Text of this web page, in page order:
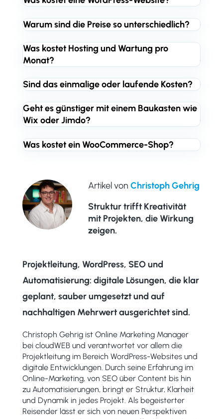
Warum sind die Preise so unterschiedlich?
Was kostet Hosting und Wartung pro
Monat?
Sind das einmalige oder laufende Kosten?
Geht es günstiger mit einem Baukasten wie
Wix oder Jimdo?
Was kostet ein WooCommerce-Shop?
Artikel von Christoph Gehrig
Struktur trifft Kreativität
mit Projekten, die Wirkung
zeigen.
Projektleitung, WordPress, SEO und
Automatisierung: digitale Lösungen, die klar
geplant, sauber umgesetzt und auf
nachhaltigen Mehrwert ausgerichtet sind.
Christoph Gehrig ist Online Marketing Manager
bei cloudWEB und verantwortet vor allem die
Projektleitung im Bereich WordPress-Websites und
digitale Entwicklungen. Durch seine Erfahrung im
Online-Marketing, von SEO über Content bis hin
zu Automatisierungen, bringt er Struktur, Klarheit
und Dynamik in jedes Projekt. Als begeisterter
Reisender lässt er sich von neuen Perspektiven